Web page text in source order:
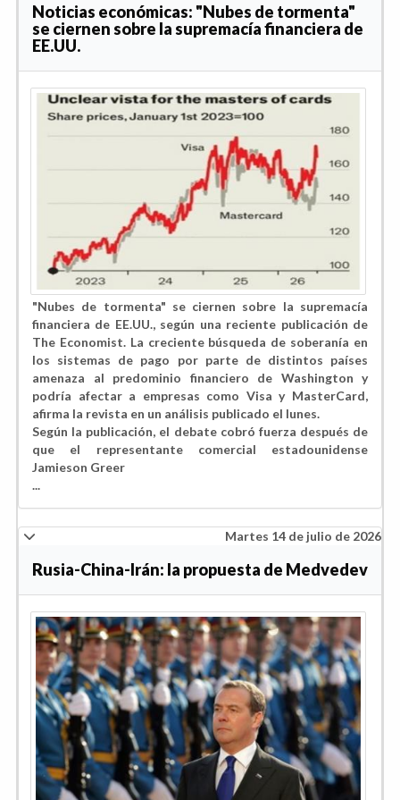
Noticias económicas: "Nubes de tormenta"
se ciernen sobre la supremacía financiera de
EE.UU.
"Nubes de tormenta" se ciernen sobre la supremacía
financiera de EE.UU., según una reciente publicación de
The Economist. La creciente búsqueda de soberanía en
los sistemas de pago por parte de distintos países
amenaza al predominio financiero de Washington y
podría afectar a empresas como Visa y MasterCard,
afirma la revista en un análisis publicado el lunes.
Según la publicación, el debate cobró fuerza después de
que el representante comercial estadounidense
Jamieson Greer
...
Martes 14 de julio de 2026
Rusia-China-Irán: la propuesta de Medvedev